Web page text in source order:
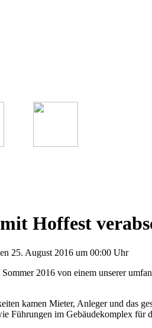
Hoffest
25. August 2016 um 00:00 Uhr
2016 von einem unserer
kamen Mieter, Anleger und das
Führungen im Gebäudekomplex für